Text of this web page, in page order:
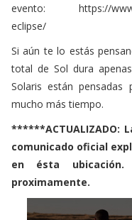
evento: https://
eclipse/
Si aún te lo estás
total de Sol dura
Solaris están pensadas
mucho más tiempo.
******ACTUALIZADO:
comunicado oficial
en ésta
proximamente.